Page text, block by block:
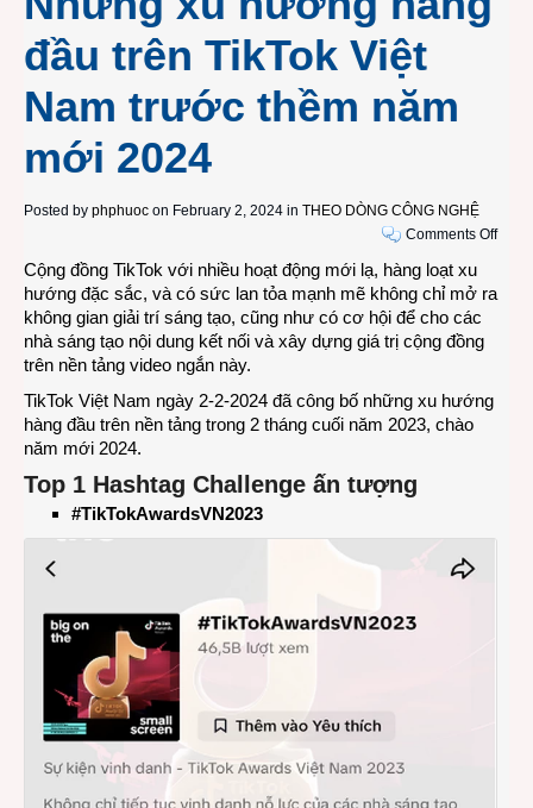
đầu trên TikTok Việt
Nam trước thềm năm
mới 2024
Posted by phphuoc on February 2, 2024 in THEO DÒNG CÔNG NGHỆ
Comments Offon
mới
Cộng đồng TikTok với nhiều hoạt động mới lạ, hàng loạt xu
hướng đặc sắc, và có sức lan tỏa mạnh mẽ không chỉ mở ra
không gian giải trí sáng tạo, cũng như có cơ hội để cho các
nhà sáng tạo nội dung kết nối và xây dựng giá trị cộng đồng
trên nền tảng video ngắn này.
TikTok Việt Nam ngày 2-2-2024 đã công bố những xu hướng
hàng đầu trên nền tảng trong 2 tháng cuối năm 2023, chào
năm mới 2024.
Top 1 Hashtag Challenge ấn tượng
#TikTokAwardsVN2023